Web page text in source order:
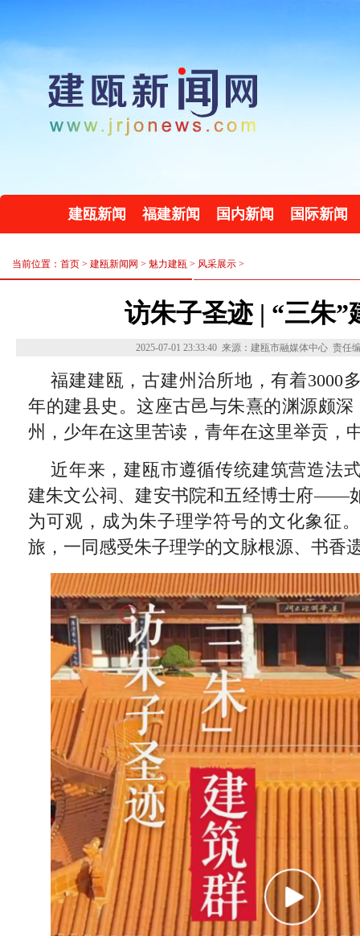
建瓯新闻 福建新闻 国内新闻 国际新闻
当前位置：首页 > 建瓯新闻网 > 魅力建瓯 > 风采展示 >
访朱子圣迹 | “三朱”
2025-07-01 23:33:40 来源：建瓯市融媒体中心 责任
福建建瓯，古建州治所地，有着3000
年的建县史。这座古邑与朱熹的渊源颇
州，少年在这里苦读，青年在这里举贡，
近年来，建瓯市遵循传统建筑营造法
建朱文公祠、建安书院和五经博士府——
为可观，成为朱子理学符号的文化象征
旅，一同感受朱子理学的文脉根源、书香